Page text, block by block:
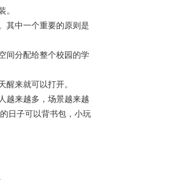
。
其中一个重要的原则是
间分配给整个校园的学
来就可以打开。
越来越多，场景越来越
日子可以背书包，小玩